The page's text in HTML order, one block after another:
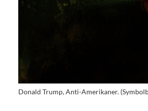
Donald Trump, Anti-Amerikaner.